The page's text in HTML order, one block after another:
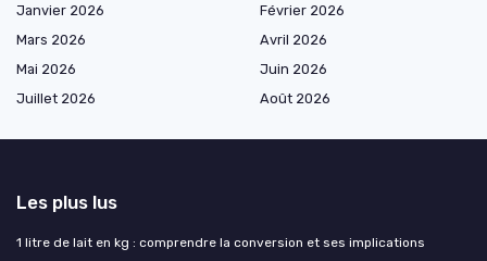
Janvier 2026
Février 2026
Mars 2026
Avril 2026
Mai 2026
Juin 2026
Juillet 2026
Août 2026
Les plus lus
1 litre de lait en kg : comprendre la conversion et ses implications